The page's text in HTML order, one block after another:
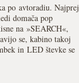
po avtoradiu. Najprej
domača pop
na »SEARCH«,
se, kabino takoj
in LED števke se